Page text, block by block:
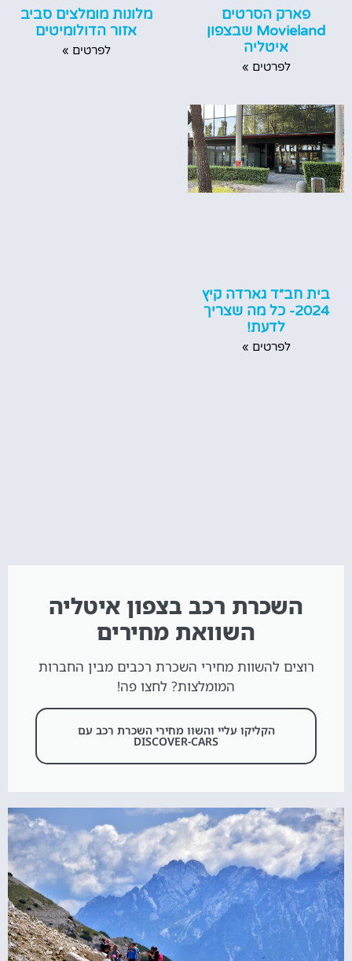
פארק הסרטים
Movieland שבצפון
איטליה
לפרטים »
מלונות מומלצים סביב
אזור הדולומיטים
לפרטים »
בית חב״ד גארדה קיץ
2024- כל מה שצריך
לדעת!
לפרטים »
השכרת רכב בצפון איטליה
השוואת מחירים
רוצים להשוות מחירי השכרת רכבים מבין החברות
המומלצות? לחצו פה!
הקליקו עליי והשוו מחירי השכרת רכב עם
DISCOVER-CARS